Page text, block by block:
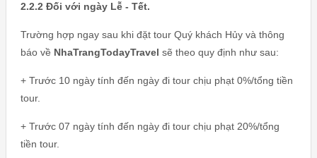
2.2.2 Đối với ngày Lễ - Tết.
Trường hợp ngay sau khi đặt tour Quý khách Hủy và thông
báo về NhaTrangTodayTravel sẽ theo quy định như sau:
+ Trước 10 ngày tính đến ngày đi tour chịu phạt 0%/tổng tiền
tour.
+ Trước 07 ngày tính đến ngày đi tour chịu phạt 20%/tổng
tiền tour.